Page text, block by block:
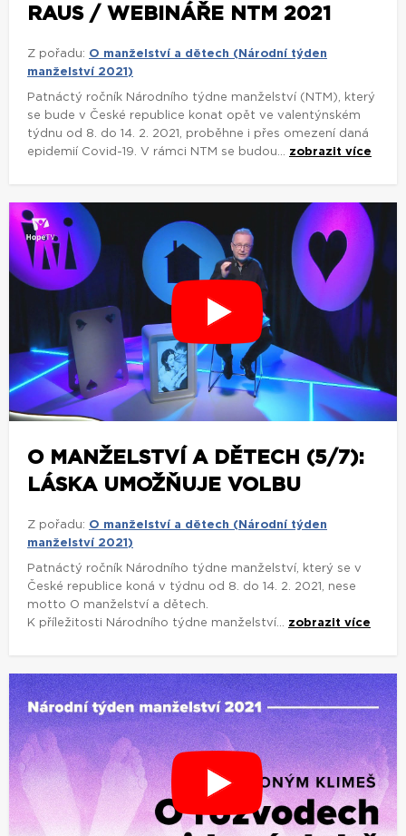
RAUS / WEBINÁŘE NTM 2021
Z pořadu: O manželství a dětech (Národní týden
manželství 2021)
Patnáctý ročník Národního týdne manželství (NTM), který
se bude v České republice konat opět ve valentýnském
týdnu od 8. do 14. 2. 2021, proběhne i přes omezení daná
epidemií Covid-19. V rámci NTM se budou... zobrazit více
O MANŽELSTVÍ A DĚTECH (5/7):
LÁSKA UMOŽŇUJE VOLBU
Z pořadu: O manželství a dětech (Národní týden
manželství 2021)
Patnáctý ročník Národního týdne manželství, který se v
České republice koná v týdnu od 8. do 14. 2. 2021, nese
motto O manželství a dětech.
K příležitosti Národního týdne manželství... zobrazit více